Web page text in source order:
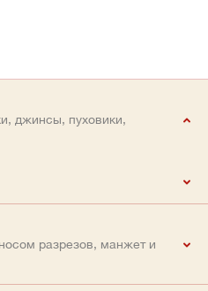
джинсы, пуховики,
разрезов, манжет и